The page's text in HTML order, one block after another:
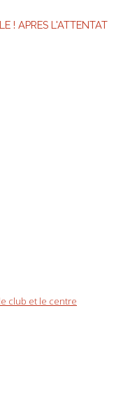
! APRES L'ATTENTAT
club et le centre